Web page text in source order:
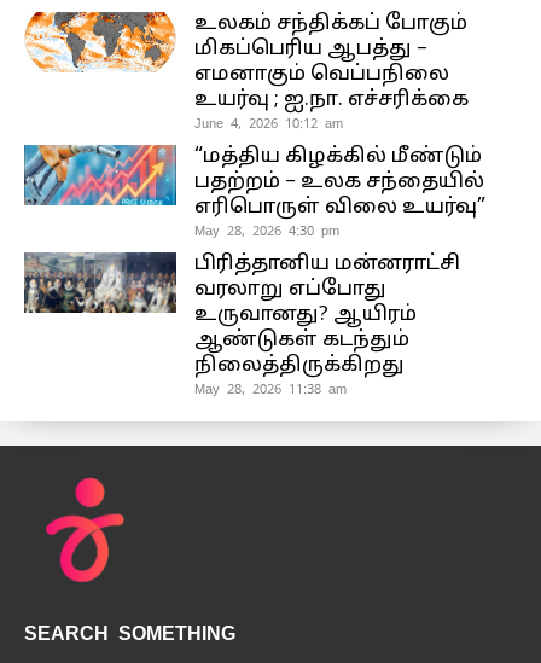
உலகம் சந்திக்கப் போகும்
மிகப்பெரிய ஆபத்து –
எமனாகும் வெப்பநிலை
உயர்வு ; ஐ.நா. எச்சரிக்கை
June 4, 2026 10:12 am
“மத்திய கிழக்கில் மீண்டும்
பதற்றம் – உலக சந்தையில்
எரிபொருள் விலை உயர்வு”
May 28, 2026 4:30 pm
பிரித்தானிய மன்னராட்சி
வரலாறு எப்போது
உருவானது? ஆயிரம்
ஆண்டுகள் கடந்தும்
நிலைத்திருக்கிறது
May 28, 2026 11:38 am
SEARCH SOMETHING